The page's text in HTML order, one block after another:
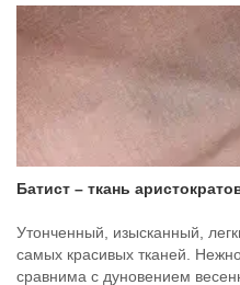
Батист – ткань
Утонченный, изысканный,
самых красивых тканей.
сравнима с дуновением